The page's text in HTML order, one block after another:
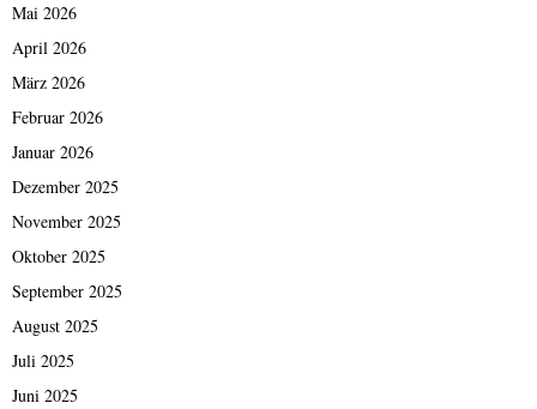
Mai 2026
April 2026
März 2026
Februar 2026
Januar 2026
Dezember 2025
November 2025
Oktober 2025
September 2025
August 2025
Juli 2025
Juni 2025